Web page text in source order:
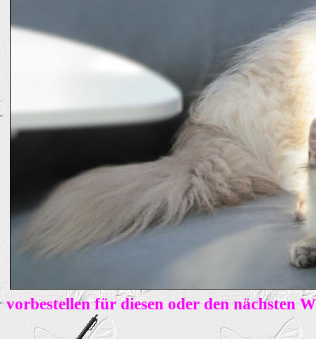
vorbestellen für diesen oder den nächsten